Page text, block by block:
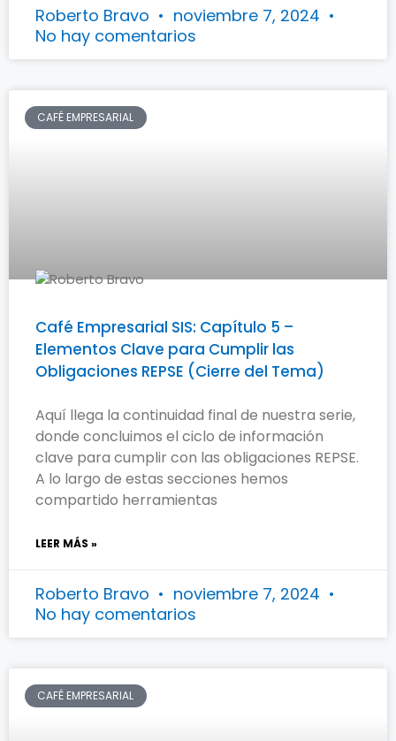
Roberto Bravo
noviembre 7, 2024
No hay comentarios
CAFÉ EMPRESARIAL
Café Empresarial SIS: Capítulo 5 –
Elementos Clave para Cumplir las
Obligaciones REPSE (Cierre del Tema)
Aquí llega la continuidad final de nuestra serie,
donde concluimos el ciclo de información
clave para cumplir con las obligaciones REPSE.
A lo largo de estas secciones hemos
compartido herramientas
LEER MÁS »
Roberto Bravo
noviembre 7, 2024
No hay comentarios
CAFÉ EMPRESARIAL